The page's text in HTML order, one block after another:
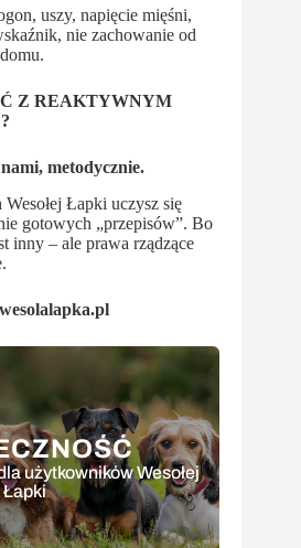
uszy, napięcie mięśni,
nie zachowanie od
Z REAKTYWNYM
metodycznie.
Łapki uczysz się
gotowych „przepisów”. Bo
inny – ale prawa rządzące
wesolalapka.pl
użytkowników Wesołej
Łapki